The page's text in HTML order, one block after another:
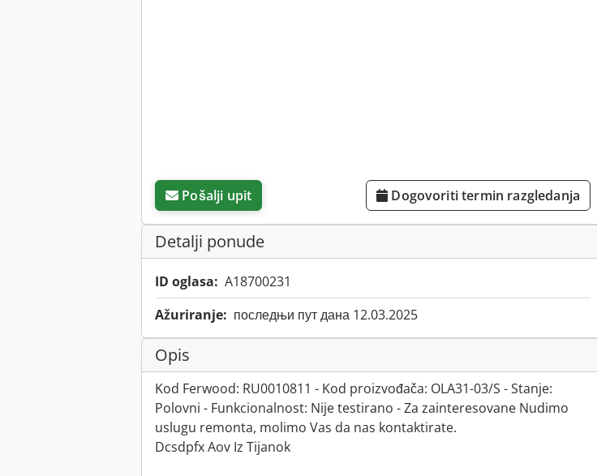
Pošalji upit Dogovoriti termin razgledanja
Detalji ponude
ID oglasa: A18700231
Ažuriranje: последњи пут дана 12.03.2025
Opis
Kod Ferwood: RU0010811 - Kod proizvođača: OLA31-03/S - Stanje:
Polovni - Funkcionalnost: Nije testirano - Za zainteresovane Nudimo
uslugu remonta, molimo Vas da nas kontaktirate.
Dcsdpfx Aov Iz Tijanok